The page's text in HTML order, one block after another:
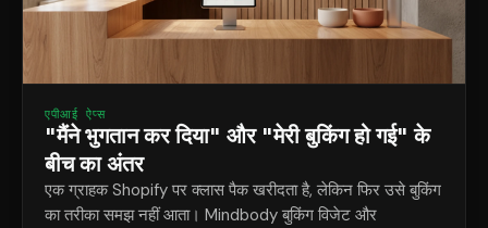
एपीआई ऐप्स
"मैंने भुगतान कर दिया" और "मेरी बुकिंग हो गई" के
बीच का अंतर
एक ग्राहक Shopify पर क्लास पैक खरीदता है, लेकिन फिर उसे बुकिंग
का तरीका समझ नहीं आता। Mindbody बुकिंग विजेट और